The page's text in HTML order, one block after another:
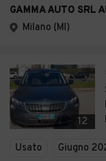
Milano (MI)
12
Usato Giugno